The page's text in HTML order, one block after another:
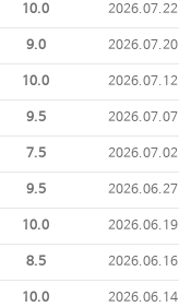
10.0 2026.07.22
9.0 2026.07.20
10.0 2026.07.12
9.5 2026.07.07
7.5 2026.07.02
9.5 2026.06.27
10.0 2026.06.19
8.5 2026.06.16
10.0 2026.06.14